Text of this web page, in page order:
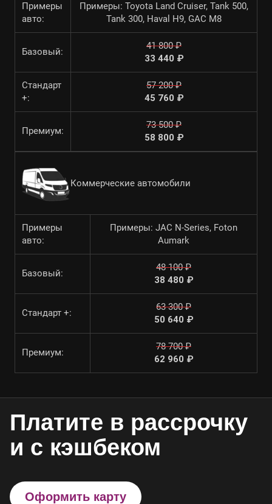
Примеры
авто:
Примеры: Toyota Land Cruiser, Tank 500,
Tank 300, Haval H9, GAC M8
Базовый:
41 800 ₽
33 440 ₽
Стандарт
+:
57 200 ₽
45 760 ₽
Премиум:
73 500 ₽
58 800 ₽
Коммерческие автомобили
Примеры
авто:
Примеры: JAC N-Series, Foton
Aumark
Базовый:
48 100 ₽
38 480 ₽
Стандарт +:
63 300 ₽
50 640 ₽
Премиум:
78 700 ₽
62 960 ₽
Платите в рассрочку
и с кэшбеком
Оформить карту